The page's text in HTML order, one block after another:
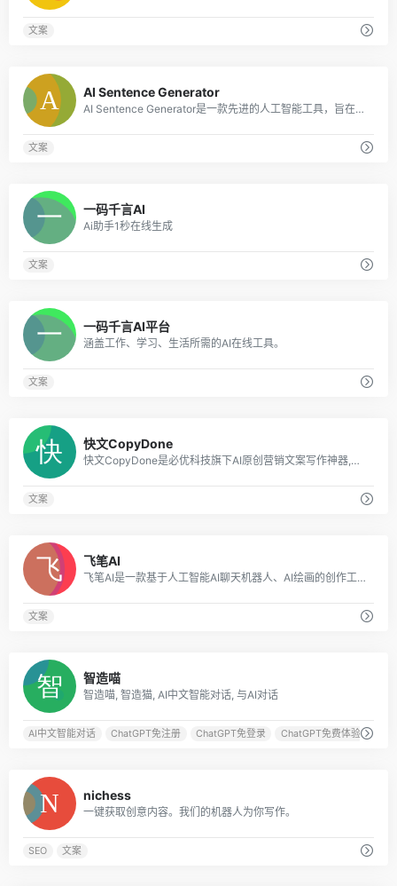
文案
AI Sentence Generator
AI Sentence Generator是一款先进的人工智能工具，旨在为各种内容需求生成个性化的句子，包括但不限于博客、社交媒体帖子和专业电子邮件。
文案
一码千言AI
Ai助手1秒在线生成
文案
一码千言AI平台
涵盖工作、学习、生活所需的AI在线工具。
文案
快文CopyDone
快文CopyDone是必优科技旗下AI原创营销文案写作神器,通过强大的自然语言处理能力,通过输入关键词,快速生成原创的软文,可以发布在各个媒体和自媒体平台,大幅
文案
飞笔AI
飞笔AI是一款基于人工智能AI聊天机器人、AI绘画的创作工具，为用户探索用AI技术提升写作效率、AI技术创造令人惊艳的绘画和创作体验。
文案
智造喵
智造喵, 智造猫, AI中文智能对话, 与AI对话
AI中文智能对话 ChatGPT免注册 ChatGPT免登录 ChatGPT免费体验
nichess
一键获取创意内容。我们的机器人为你写作。
SEO 文案